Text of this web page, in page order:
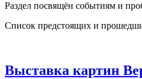
Раздел посвящён событиям и
Список предстоящих и
Выставка картин